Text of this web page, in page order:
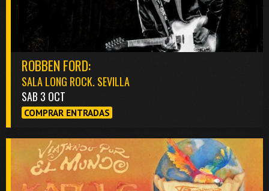
ROBBEN FORD:
SALA LONG ROCK. SEVILLA
SAB 3 OCT
COMPRAR ENTRADAS